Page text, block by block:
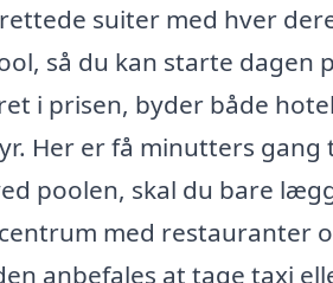
suiter med hver
så du kan starte dagen
i prisen, byder både
Her er få minutters gang
poolen, skal du bare
med restauranter
anbefales at tage taxi